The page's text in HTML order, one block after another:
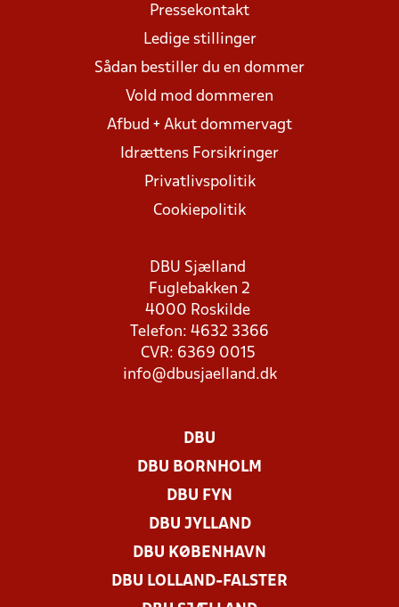
Pressekontakt
Ledige stillinger
Sådan bestiller du en dommer
Vold mod dommeren
Afbud + Akut dommervagt
Idrættens Forsikringer
Privatlivspolitik
Cookiepolitik
DBU Sjælland
Fuglebakken 2
4000 Roskilde
Telefon: 4632 3366
CVR: 6369 0015
info@dbusjaelland.dk
DBU
DBU BORNHOLM
DBU FYN
DBU JYLLAND
DBU KØBENHAVN
DBU LOLLAND-FALSTER